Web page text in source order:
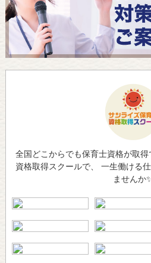
全国どこからでも保育士資格が取
資格取得スクールで、 一生働ける
ませんか